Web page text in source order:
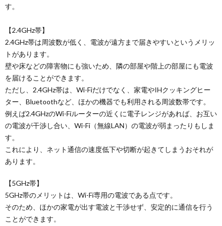
す。
【2.4GHz帯】
2.4GHz帯は周波数が低く、電波が遠方まで届きやすいというメリッ
トがあります。
壁や床などの障害物にも強いため、隣の部屋や階上の部屋にも電波
を届けることができます。
ただし、2.4GHz帯は、Wi-Fiだけでなく、家電やIHクッキングヒー
ター、Bluetoothなど、ほかの機器でも利用される周波数帯です。
例えば2.4GHzのWi-Fiルーターの近くに電子レンジがあれば、お互い
の電波が干渉し合い、Wi-Fi（無線LAN）の電波が弱まったりもしま
す。
これにより、ネット通信の速度低下や切断が起きてしまうおそれが
あります。
【5GHz帯】
5GHz帯のメリットは、Wi-Fi専用の電波である点です。
そのため、ほかの家電が出す電波と干渉せず、安定的に通信を行う
ことができます。